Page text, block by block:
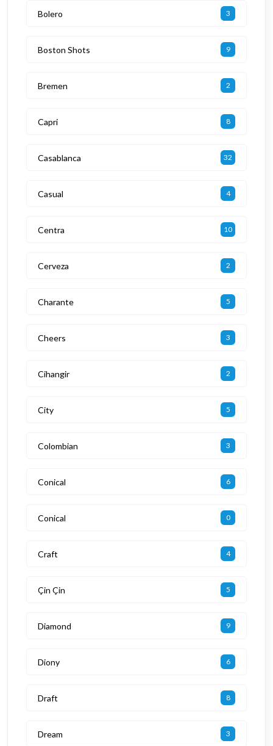
Bolero 3
Boston Shots 9
Bremen 2
Capri 8
Casablanca 32
Casual 4
Centra 10
Cerveza 2
Charante 5
Cheers 3
Cihangir 2
City 5
Colombian 3
Conical 6
Conical 0
Craft 4
Çin Çin 5
Diamond 9
Diony 6
Draft 8
Dream 3